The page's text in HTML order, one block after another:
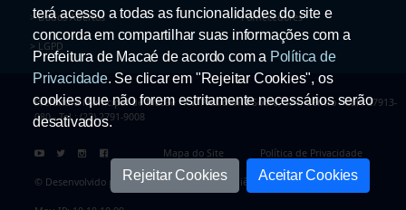
> Dados Abertos
> LGPD
> Fornecedores
Prefeitura Municipal de Macaé - Av. Presidente Sodré, 534, Centro - CEP: 27913-
080 - Tel.: (22) 2791-9008
Mapa do Site Política de Privacidade
© Desenvolvido pela Secretaria Adjunta de Ciência e Tecnologia
terá acesso a todas as funcionalidades do site e
concorda em compartilhar suas informações com a
Prefeitura de Macaé de acordo com a Política de
Privacidade. Se clicar em "Rejeitar Cookies", os
cookies que não forem estritamente necessários serão
desativados.
Aceitar Cookies
Rejeitar Cookies